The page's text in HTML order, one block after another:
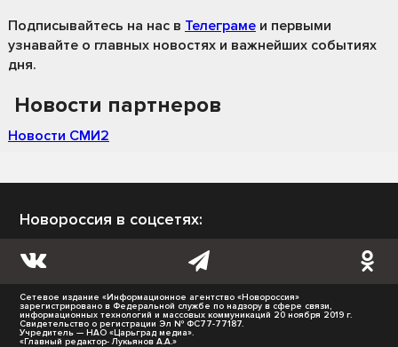
Подписывайтесь на нас в Телеграме и первыми
узнавайте о главных новостях и важнейших событиях
дня.
Новости партнеров
Новости СМИ2
Новороссия в соцсетях:
Сетевое издание «Информационное агентство «Новороссия»
зарегистрировано в Федеральной службе по надзору в сфере связи,
информационных технологий и массовых коммуникаций 20 ноября 2019 г.
Свидетельство о регистрации Эл № ФС77-77187.
Учредитель — НАО «Царьград медиа».
«Главный редактор- Лукьянов А.А.»